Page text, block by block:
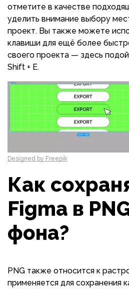
отметите в качестве
уделить внимание выбору
проект. Вы также можете
клавиши для ещё более
своего проекта — здесь
Shift + E.
Designed by Freepik
Как
Figma в
фона?
PNG также относится к
применяется для сохранения